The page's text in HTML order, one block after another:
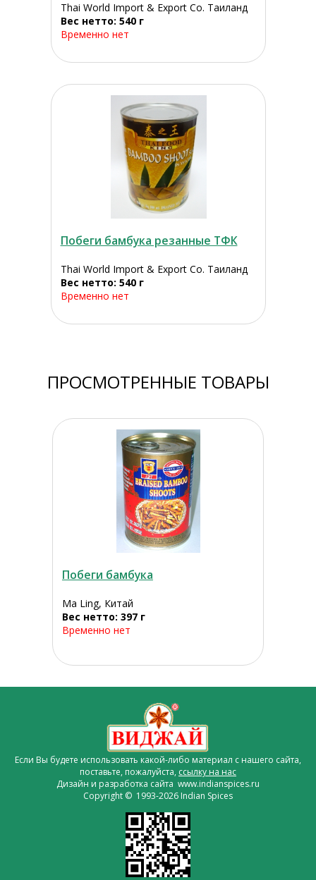
Thai World Import & Export Co. Таиланд
Вес нетто: 540 г
Временно нет
Побеги бамбука резанные ТФК
Thai World Import & Export Co. Таиланд
Вес нетто: 540 г
Временно нет
ПРОСМОТРЕННЫЕ ТОВАРЫ
Побеги бамбука
Ma Ling, Китай
Вес нетто: 397 г
Временно нет
Если Вы будете использовать какой-либо материал с нашего сайта,
поставьте, пожалуйста, ссылку на нас
Дизайн и разработка сайта www.indianspices.ru
Copyright © 1993-2026 Indian Spices